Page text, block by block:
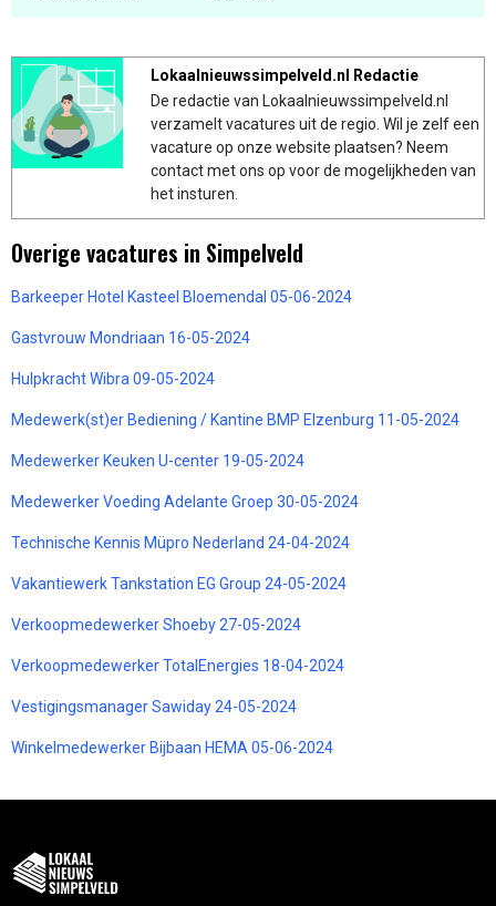
Lokaalnieuwssimpelveld.nl Redactie
De redactie van Lokaalnieuwssimpelveld.nl
verzamelt vacatures uit de regio. Wil je zelf een
vacature op onze website plaatsen? Neem
contact met ons op voor de mogelijkheden van
het insturen.
Overige vacatures in Simpelveld
Barkeeper Hotel Kasteel Bloemendal 05-06-2024
Gastvrouw Mondriaan 16-05-2024
Hulpkracht Wibra 09-05-2024
Medewerk(st)er Bediening / Kantine BMP Elzenburg 11-05-2024
Medewerker Keuken U-center 19-05-2024
Medewerker Voeding Adelante Groep 30-05-2024
Technische Kennis Müpro Nederland 24-04-2024
Vakantiewerk Tankstation EG Group 24-05-2024
Verkoopmedewerker Shoeby 27-05-2024
Verkoopmedewerker TotalEnergies 18-04-2024
Vestigingsmanager Sawiday 24-05-2024
Winkelmedewerker Bijbaan HEMA 05-06-2024